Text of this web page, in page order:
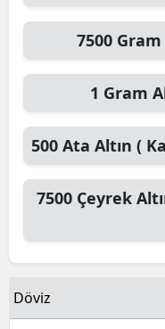
7500 Gram
1 Gram
500 Ata Altın (
7500 Çeyrek
Döviz